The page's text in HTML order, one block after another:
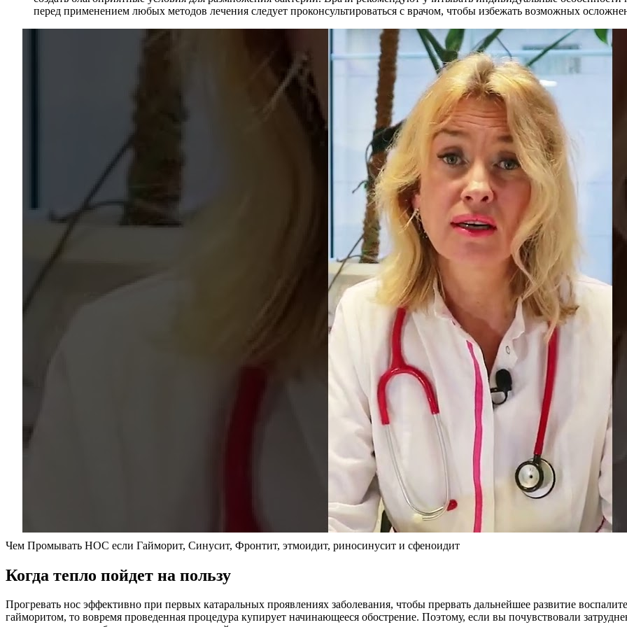
перед применением любых методов лечения следует проконсультироваться с врачом, чтобы избежать возможных
Чем Промывать НОС если Гайморит, Синусит, Фронтит, этмоидит, риносинусит и сфеноидит
Когда тепло пойдет на пользу
Прогревать нос эффективно при первых катаральных проявлениях заболевания, чтобы прервать дальнейшее развитие
гайморитом, то вовремя проведенная процедура купирует начинающееся обострение. Поэтому, если вы почувствовали